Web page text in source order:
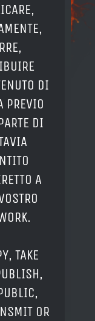
DI
PREVIO
DI
A
TAKE
OR